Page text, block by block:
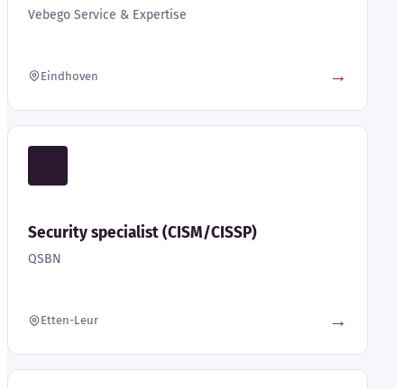
Vebego Service & Expertise
Eindhoven →
Security specialist (CISM/CISSP)
QSBN
Etten-Leur →